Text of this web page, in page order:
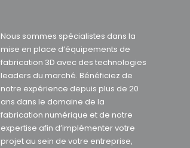
Nous sommes spécialistes dans la
mise en place d’équipements de
fabrication 3D avec des technologies
leaders du marché. Bénéficiez de
notre expérience depuis plus de 20
ans dans le domaine de la
fabrication numérique et de notre
expertise afin d’implémenter votre
projet au sein de votre entreprise,